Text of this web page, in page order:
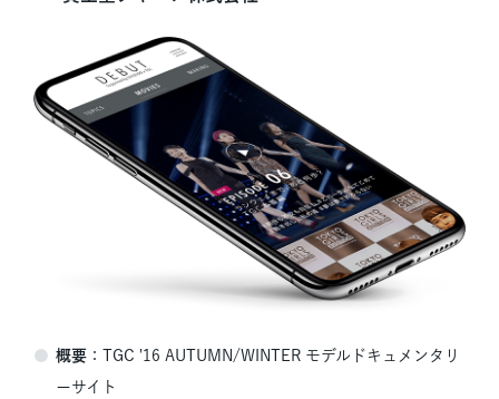
概要 ：TGC '16 AUTUMN/WINTER モデルドキュメンタリ
ーサイト